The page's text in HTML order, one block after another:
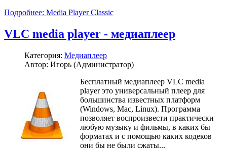
Подробнее: Media Player Classic
VLC media player - медиаплеер
Категория: Медиаплеер
Автор: Игорь (Администратор)
Бесплатный медиаплеер VLC media
player это универсальный плеер для
большинства известных платформ
(Windows, Mac, Linux). Программа
позволяет воспроизвести практически
любую музыку и фильмы, в каких бы
форматах и с помощью каких кодеков
они бы не были сжаты...